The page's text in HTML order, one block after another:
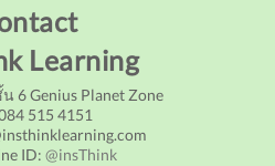
Learning
6 Genius Planet Zone
515 4151
ID: @insThink